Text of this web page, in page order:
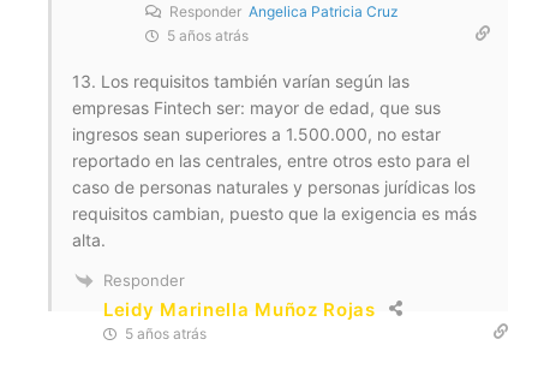
Responder Angelica Patricia Cruz
5 años atrás
13. Los requisitos también varían según las
empresas Fintech ser: mayor de edad, que sus
ingresos sean superiores a 1.500.000, no estar
reportado en las centrales, entre otros esto para el
caso de personas naturales y personas jurídicas los
requisitos cambian, puesto que la exigencia es más
alta.
Responder
Leidy Marinella Muñoz Rojas
5 años atrás